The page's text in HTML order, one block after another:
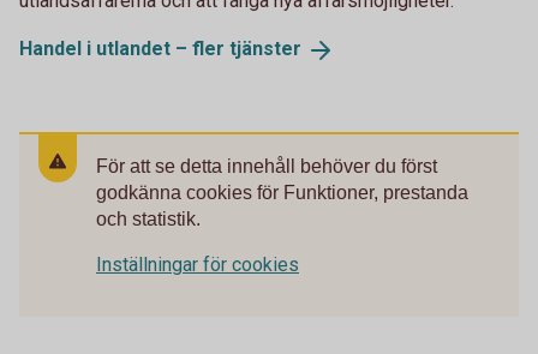
Handel i utlandet – fler tjänster
För att se detta innehåll behöver du först
godkänna cookies för Funktioner, prestanda
och statistik.
Inställningar för cookies